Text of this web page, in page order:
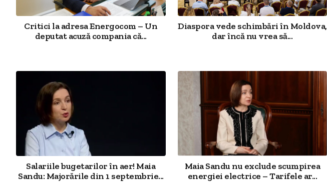
Critici la adresa Energocom – Un
deputat acuză compania că...
Diaspora vede schimbări în Moldova,
dar încă nu vrea să...
Salariile bugetarilor în aer! Maia
Sandu: Majorările din 1 septembrie...
Maia Sandu nu exclude scumpirea
energiei electrice – Tarifele ar...